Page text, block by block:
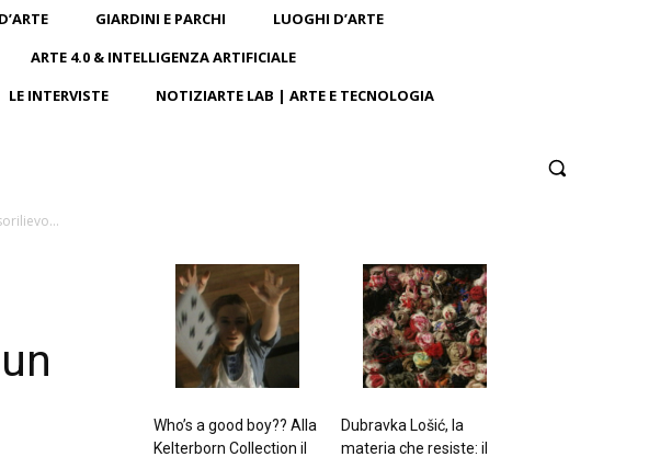
GIARDINI E PARCHI
LUOGHI D’ARTE
ARTE 4.0 & INTELLIGENZA ARTIFICIALE
LE INTERVISTE NOTIZIARTE LAB | ARTE E TECNOLOGIA
Who’s a good boy?? Alla
Kelterborn Collection il
Dubravka Lošić, la
materia che resiste: il